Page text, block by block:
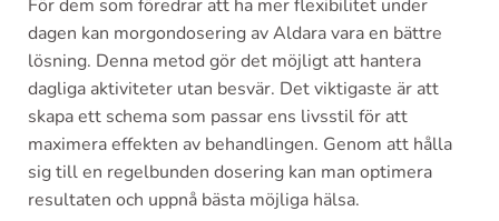
För dem som föredrar att ha mer flexibilitet under
dagen kan morgondosering av Aldara vara en bättre
lösning. Denna metod gör det möjligt att hantera
dagliga aktiviteter utan besvär. Det viktigaste är att
skapa ett schema som passar ens livsstil för att
maximera effekten av behandlingen. Genom att hålla
sig till en regelbunden dosering kan man optimera
resultaten och uppnå bästa möjliga hälsa.